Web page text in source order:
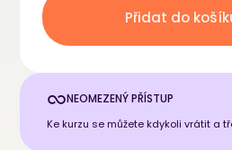
Přidat do
NEOMEZENÝ PŘÍSTUP
Ke kurzu se můžete kdykoli vrátit a